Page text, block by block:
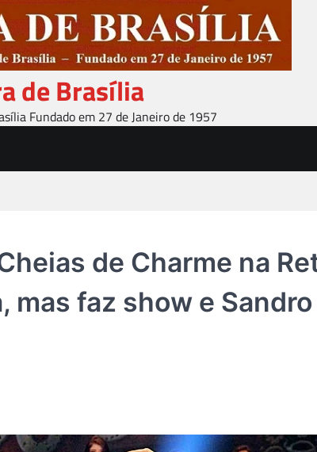
de Brasília
Fundado em 27 de Janeiro de 1957
de Charme na
mas faz show e